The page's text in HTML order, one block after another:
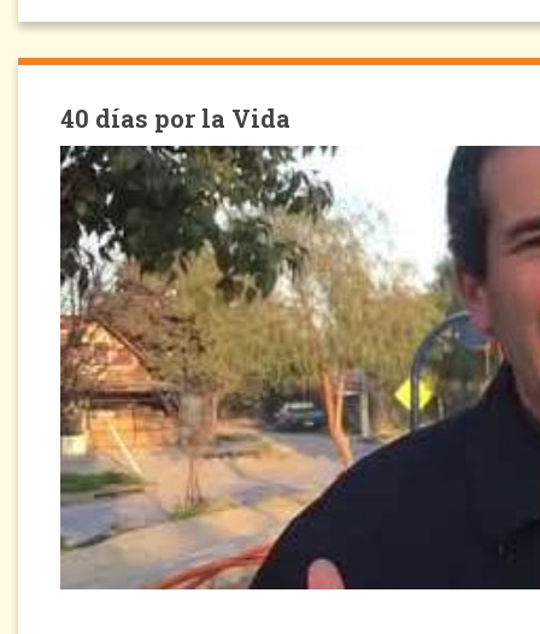
40 días por la Vida